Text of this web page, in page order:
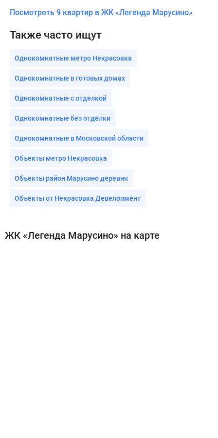
Посмотреть 9 квартир в ЖК «Легенда Марусино»
Также часто ищут
Однокомнатные метро Некрасовка
Однокомнатные в готовых домах
Однокомнатные с отделкой
Однокомнатные без отделки
Однокомнатные в Московской области
Объекты метро Некрасовка
Объекты район Марусино деревня
Объекты от Некрасовка Девелопмент
ЖК «Легенда Марусино» на карте